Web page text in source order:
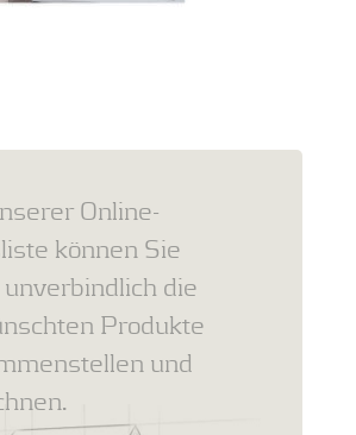
Online-
können Sie
die
Produkte
und